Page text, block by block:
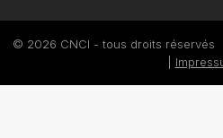
© 2026 CNCI - tous droits réservés